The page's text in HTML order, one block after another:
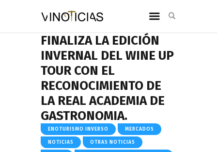
FINALIZA LA EDICIÓN
INVERNAL DEL WINE UP
TOUR CON EL
RECONOCIMIENTO DE
LA REAL ACADEMIA DE
GASTRONOMIA.
ENOTURISMO INVERSO MERCADOS
NOTICIAS OTRAS NOTICIAS